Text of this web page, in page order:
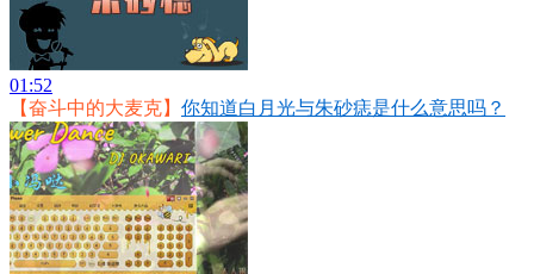
01:52
【奋斗中的大麦克】 你知道白月光与朱砂痣是什么意思吗？